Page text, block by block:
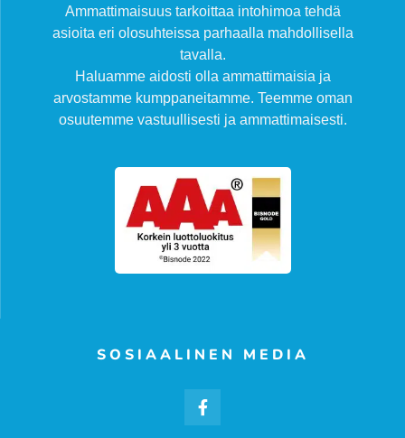
Ammattimaisuus tarkoittaa intohimoa tehdä
asioita eri olosuhteissa parhaalla mahdollisella
tavalla.
Haluamme aidosti olla ammattimaisia ja
arvostamme kumppaneitamme. Teemme oman
osuutemme vastuullisesti ja ammattimaisesti.
SOSIAALINEN MEDIA